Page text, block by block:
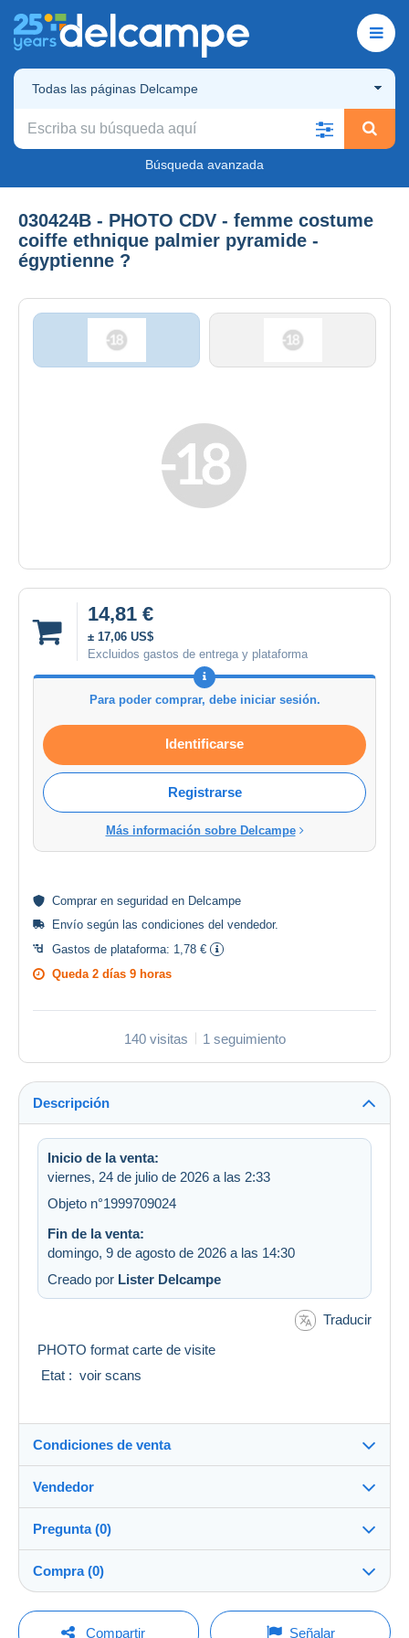
Todas las páginas Delcampe
Búsqueda avanzada
030424B - PHOTO CDV - femme costume
coiffe ethnique palmier pyramide -
égyptienne ?
14,81 €
± 17,06 US$
Excluidos gastos de entrega y plataforma
Para poder comprar, debe iniciar sesión.
Identificarse
Registrarse
Más información sobre Delcampe
Comprar en seguridad en Delcampe
Envío según las condiciones del vendedor.
Gastos de plataforma: 1,78 €
Queda 2 días 9 horas
140 visitas 1 seguimiento
Descripción
Inicio de la venta:
viernes, 24 de julio de 2026 a las 2:33
Objeto n°1999709024
Fin de la venta:
domingo, 9 de agosto de 2026 a las 14:30
Creado por Lister Delcampe
Traducir
PHOTO format carte de visite
Etat : voir scans
Condiciones de venta
Destino:
Ver la lista de países
Envío:
Envío después del pago
A cargo del vendedor
Vendedor
multicollections46100%(34666x)
PRO
Tienda
Pregunta (0)
Para hacer una pregunta, debe iniciar una
Compra (0)
Última actualización: 5:14:17
Compartir Señalar